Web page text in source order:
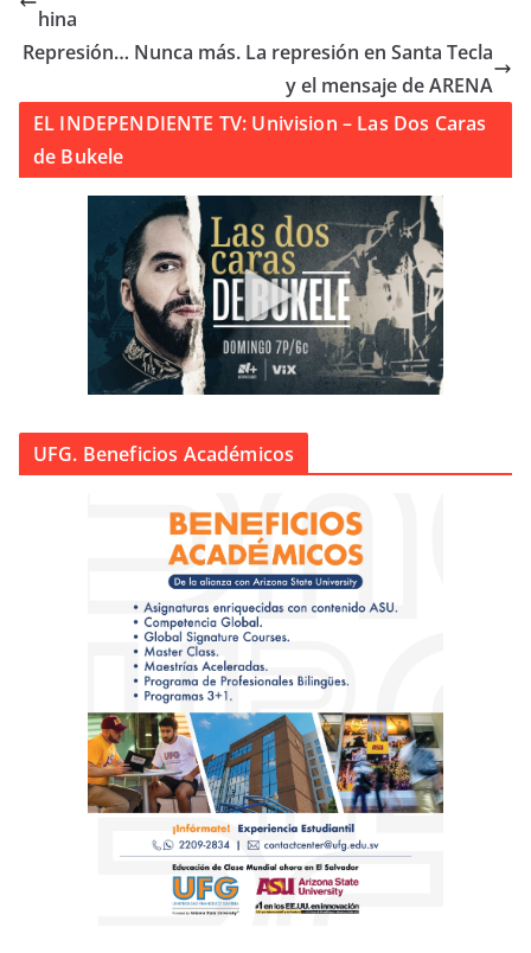
hina
Represión… Nunca más. La represión en Santa Tecla
y el mensaje de ARENA
EL INDEPENDIENTE TV: Univision – Las Dos Caras
de Bukele
UFG. Beneficios Académicos